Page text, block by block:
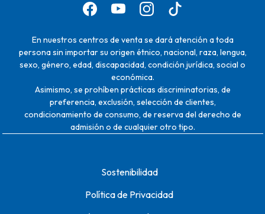
En nuestros centros de venta se dará atención a toda
persona sin importar su origen étnico, nacional, raza, lengua,
sexo, género, edad, discapacidad, condición jurídica, social o
económica.
Asimismo, se prohíben prácticas discriminatorias, de
preferencia, exclusión, selección de clientes,
condicionamiento de consumo, de reserva del derecho de
admisión o de cualquier otro tipo.
Sostenibilidad
Política de Privacidad